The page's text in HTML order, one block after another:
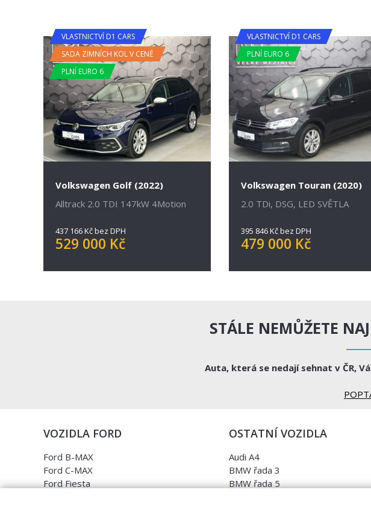
VLASTNICTVÍ D1 CARS
SADA ZIMNÍCH KOL V CENĚ
PLNÍ EURO 6
Volkswagen Golf (2022)
Alltrack 2.0 TDI 147kW 4Motion
437 166 Kč bez DPH
529 000 Kč
VLASTNICTVÍ D1 CARS
PLNÍ EURO 6
Volkswagen Touran (2020)
2.0 TDi, DSG, LED SVĚTLA
395 846 Kč bez DPH
479 000 Kč
STÁLE NEMŮŽETE
Auta, která se nedají sehnat v ČR,
VOZIDLA FORD
Ford B-MAX
Ford C-MAX
Ford Fiesta
OSTATNÍ VOZIDLA
Audi A4
BMW řada 3
BMW řada 5